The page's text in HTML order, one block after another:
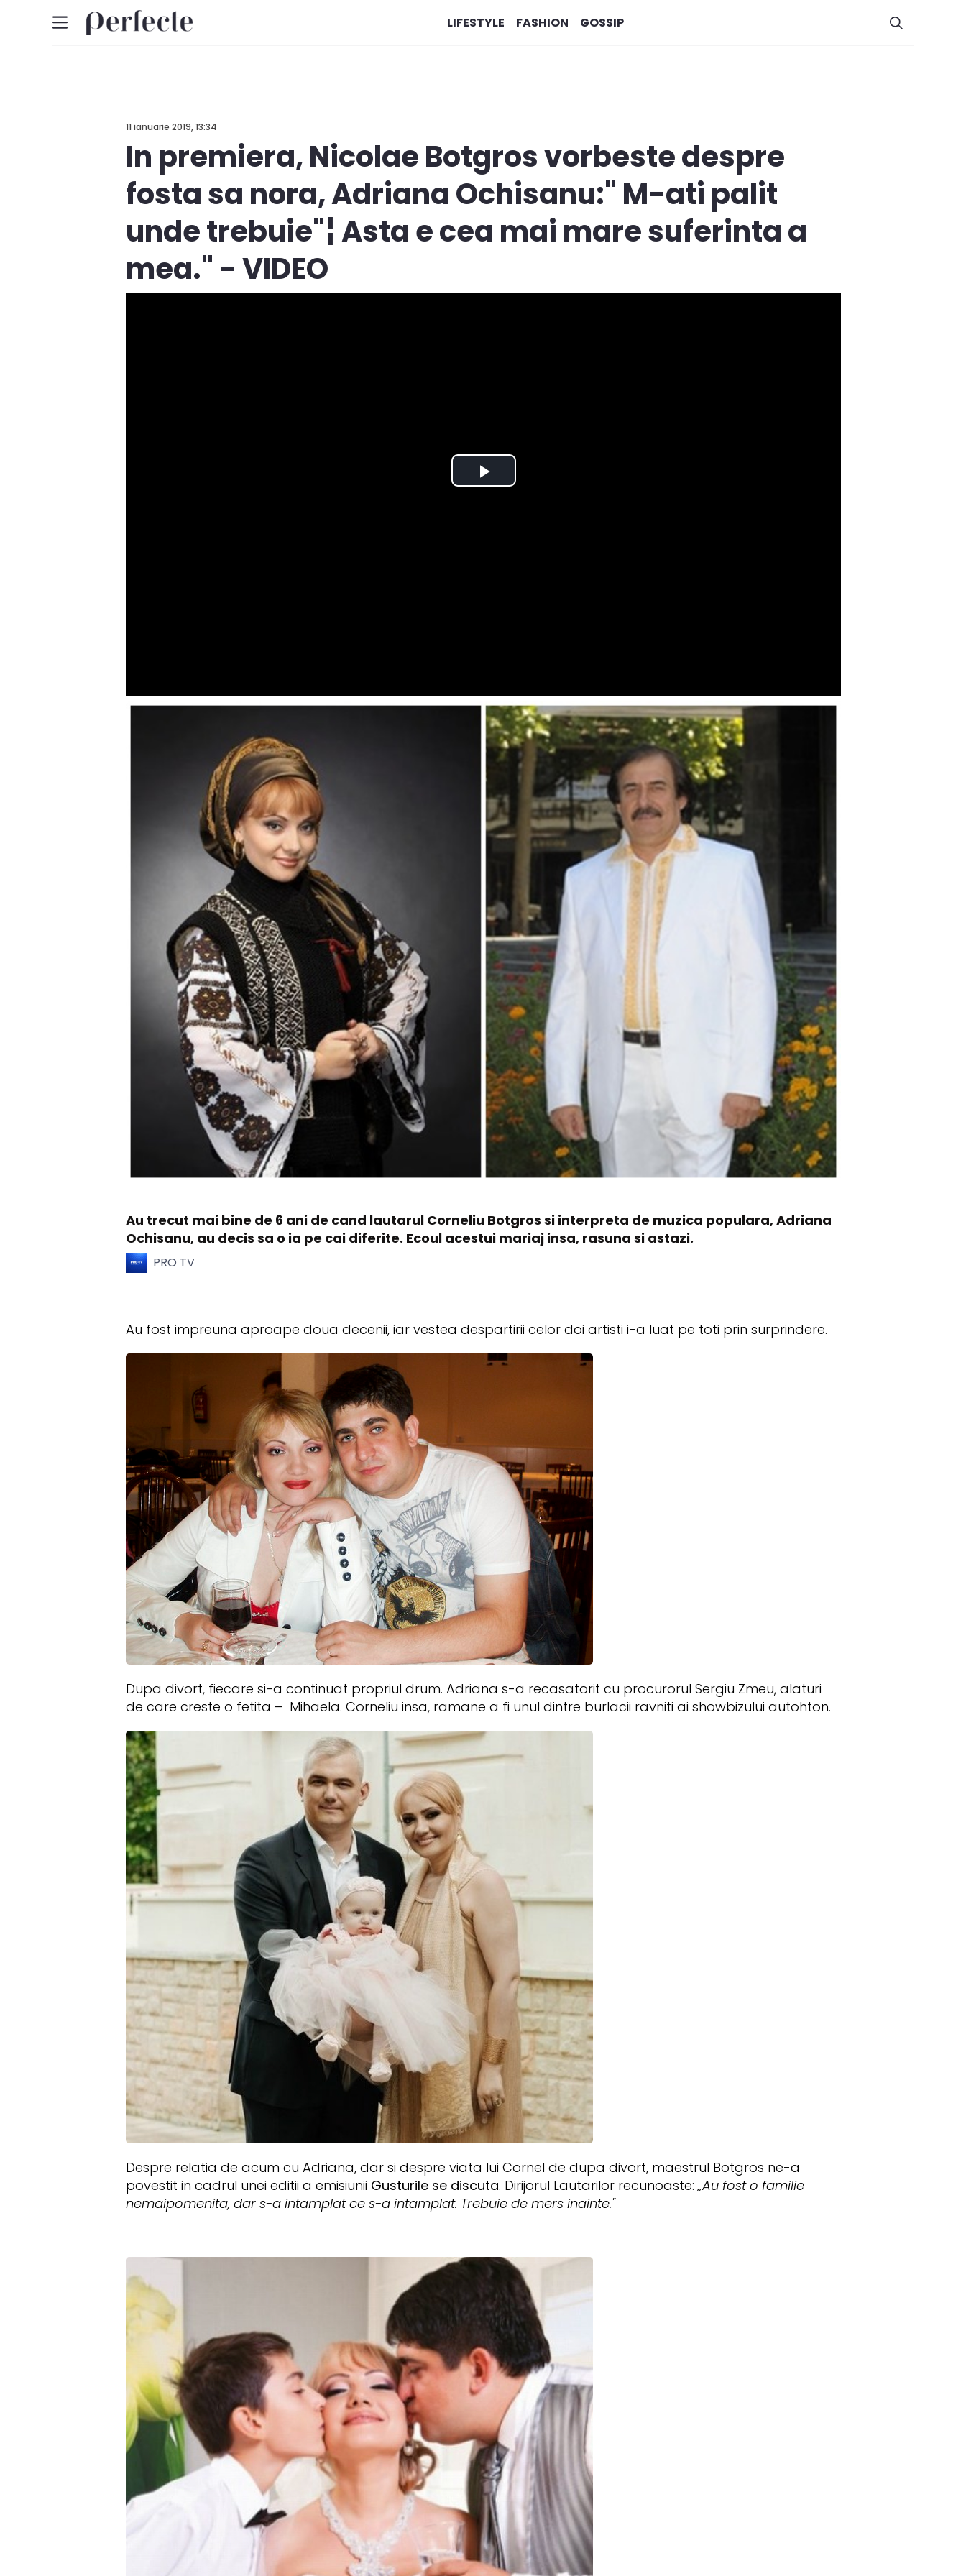
LIFESTYLE FASHION GOSSIP
11 ianuarie 2019, 13:34
In premiera, Nicolae Botgros vorbeste despre
fosta sa nora, Adriana Ochisanu:" M-ati palit
unde trebuie"¦ Asta e cea mai mare suferinta a
mea." - VIDEO
Au trecut mai bine de 6 ani de cand lautarul Corneliu Botgros si interpreta de muzica populara, Adriana
Ochisanu, au decis sa o ia pe cai diferite. Ecoul acestui mariaj insa, rasuna si astazi.
PRO TV
Au fost impreuna aproape doua decenii, iar vestea despartirii celor doi artisti i-a luat pe toti prin surprindere.
Dupa divort, fiecare si-a continuat propriul drum. Adriana s-a recasatorit cu procurorul Sergiu Zmeu, alaturi
de care creste o fetita – Mihaela. Corneliu insa, ramane a fi unul dintre burlacii ravniti ai showbizului autohton.
Despre relatia de acum cu Adriana, dar si despre viata lui Cornel de dupa divort, maestrul Botgros ne-a
povestit in cadrul unei editii a emisiunii Gusturile se discuta. Dirijorul Lautarilor recunoaste: „Au fost o familie
nemaipomenita, dar s-a intamplat ce s-a intamplat. Trebuie de mers inainte."